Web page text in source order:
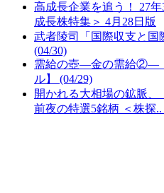
高成長企業を追う！ 27
成長株特集＞ 4月28日版
武者陵司「国際収支と国
(04/30)
需給の壺―金の需給②―
ル】 (04/29)
開かれる大相場の鉱脈
前夜の特選5銘柄 ＜株探..